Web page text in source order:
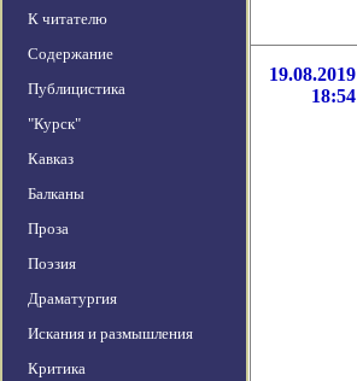
К читателю
Содержание
Публицистика
"Курск"
Кавказ
Балканы
Проза
Поэзия
Драматургия
Искания и размышления
Критика
19.08.2019
18:54